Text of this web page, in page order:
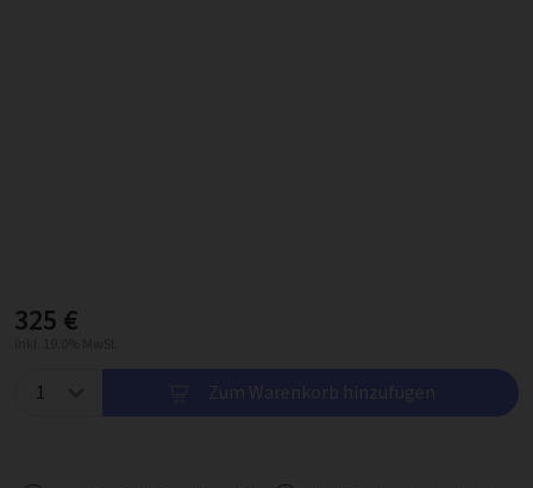
325 €
Zum Warenkorb hinzufügen